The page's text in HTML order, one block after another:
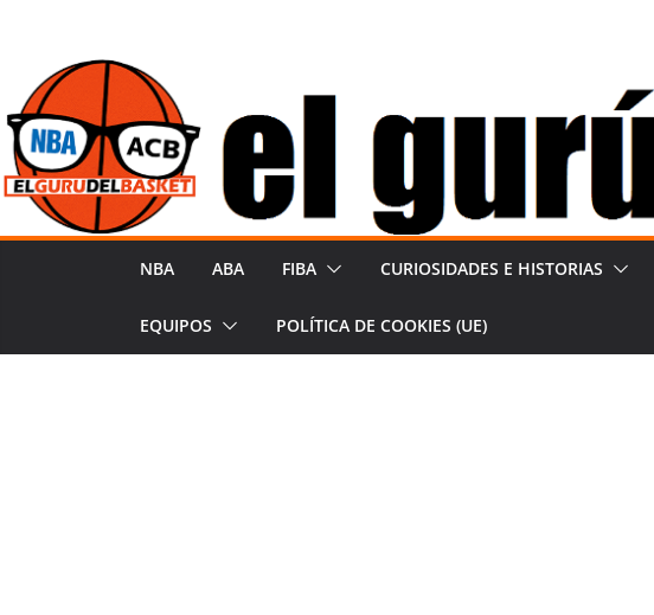
contenido
NBA ABA FIBA CURIOSIDADES E HISTORIAS
EQUIPOS POLÍTICA DE COOKIES (UE)